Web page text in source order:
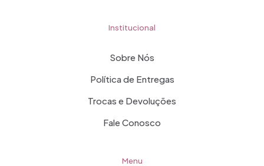
Institucional
Sobre Nós
Política de Entregas
Trocas e Devoluções
Fale Conosco
Menu